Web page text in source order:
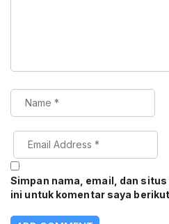
Simpan nama, email, dan
ini untuk komentar saya